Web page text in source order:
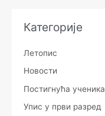
Категорије
Летопис
Новости
Постигнућа ученика
Упис у први разред